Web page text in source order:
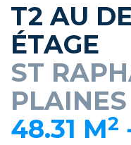
T2 AU
ÉTAGE
ST
PLAINES
48.31 M2